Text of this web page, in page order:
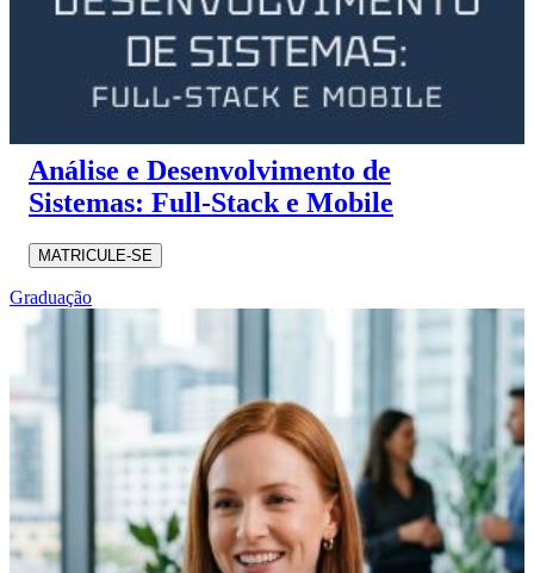
Análise e Desenvolvimento de
Sistemas: Full-Stack e Mobile
MATRICULE-SE
Graduação